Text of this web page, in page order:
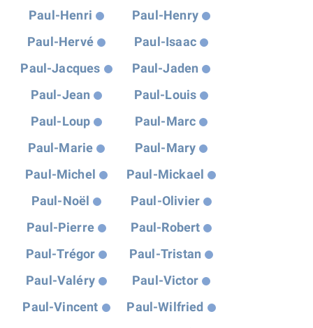
Paul-Henri
Paul-Henry
Paul-Hervé
Paul-Isaac
Paul-Jacques
Paul-Jaden
Paul-Jean
Paul-Louis
Paul-Loup
Paul-Marc
Paul-Marie
Paul-Mary
Paul-Michel
Paul-Mickael
Paul-Noël
Paul-Olivier
Paul-Pierre
Paul-Robert
Paul-Trégor
Paul-Tristan
Paul-Valéry
Paul-Victor
Paul-Vincent
Paul-Wilfried